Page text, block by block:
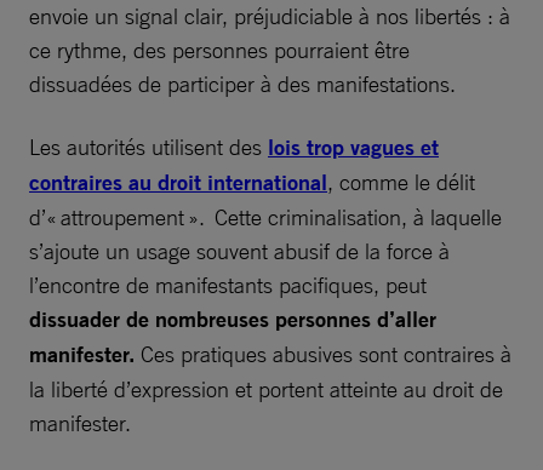
envoie un signal clair, préjudiciable à nos libertés : à
ce rythme, des personnes pourraient être
dissuadées de participer à des manifestations.
Les autorités utilisent des lois trop vagues et
contraires au droit international, comme le délit
d’« attroupement ». Cette criminalisation, à laquelle
s’ajoute un usage souvent abusif de la force à
l’encontre de manifestants pacifiques, peut
dissuader de nombreuses personnes d’aller
manifester. Ces pratiques abusives sont contraires à
la liberté d’expression et portent atteinte au droit de
manifester.